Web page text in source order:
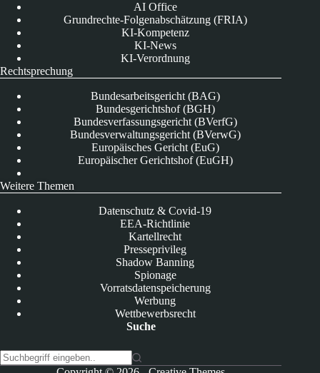
AI Office
Grundrechte-Folgenabschätzung (FRIA)
KI-Kompetenz
KI-News
KI-Verordnung
Rechtsprechung
Bundesarbeitsgericht (BAG)
Bundesgerichtshof (BGH)
Bundesverfassungsgericht (BVerfG)
Bundesverwaltungsgericht (BVerwG)
Europäisches Gericht (EuG)
Europäischer Gerichtshof (EuGH)
Weitere Themen
Datenschutz & Covid-19
EEA-Richtlinie
Kartellrecht
Presseprivileg
Shadow Banning
Spionage
Vorratsdatenspeicherung
Werbung
Wettbewerbsrecht
Suche